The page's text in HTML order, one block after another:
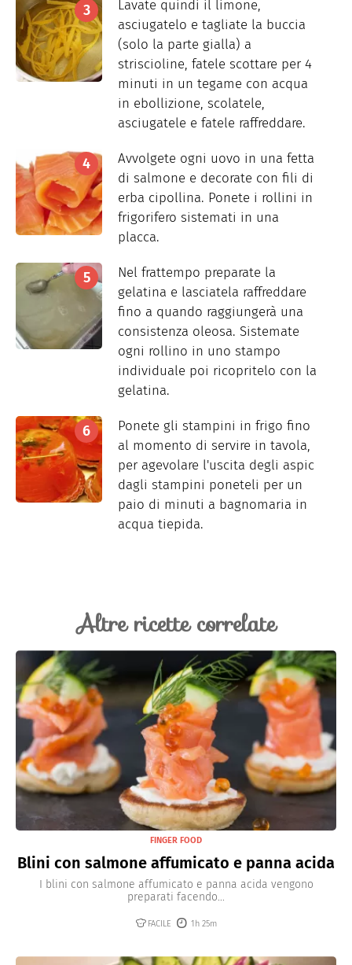
Lavate quindi il limone,
asciugatelo e tagliate la buccia
(solo la parte gialla) a
striscioline, fatele scottare per 4
minuti in un tegame con acqua
in ebollizione, scolatele,
asciugatele e fatele raffreddare.
Avvolgete ogni uovo in una fetta
di salmone e decorate con fili di
erba cipollina. Ponete i rollini in
frigorifero sistemati in una
placca.
Nel frattempo preparate la
gelatina e lasciatela raffreddare
fino a quando raggiungerà una
consistenza oleosa. Sistemate
ogni rollino in uno stampo
individuale poi ricopritelo con la
gelatina.
Ponete gli stampini in frigo fino
al momento di servire in tavola,
per agevolare l'uscita degli aspic
dagli stampini poneteli per un
paio di minuti a bagnomaria in
acqua tiepida.
Altre ricette correlate
FINGER FOOD
Blini con salmone affumicato e panna acida
I blini con salmone affumicato e panna acida vengono
preparati facendo...
FACILE 1h 25m